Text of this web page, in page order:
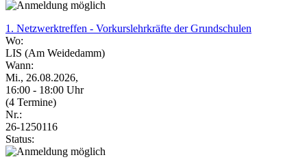
1. Netzwerktreffen - Vorkurslehrkräfte der Grundschulen
Wo:
LIS (Am Weidedamm)
Wann:
Mi., 26.08.2026,
16:00 - 18:00 Uhr
(4 Termine)
Nr.:
26-1250116
Status: